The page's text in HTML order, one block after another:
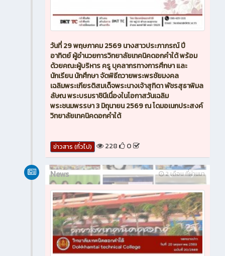
วันที่ 29 พฤษภาคม 2569 นางสาวประภาภรณ์ ปี
อาทิตย์ ผู้อำนวยการวิทยาลัยเทคนิคดอกคำใต้ พร้อม
ด้วยคณะผู้บริหาร ครู บุคลากรทางการศึกษา และ
นักเรียน นักศึกษา จัดพิธีถวายพระพรชัยมงคล
เฉลิมพระเกียรติสมเด็จพระนางเจ้าสุทิดา พัชรสุธาพิมล
ลัษณ พระบรมราชินีเนื่องในโอกาสวันเฉลิม
พระชนมพรรษา 3 มิถุนายน 2569 ณ โดมอเนกประสงค์
วิทยาลัยเทคนิคดอกคำใต้
ข่าวสาร (ทั่วไป) 228 0
2 เดือน ที่ผ่านมา
News